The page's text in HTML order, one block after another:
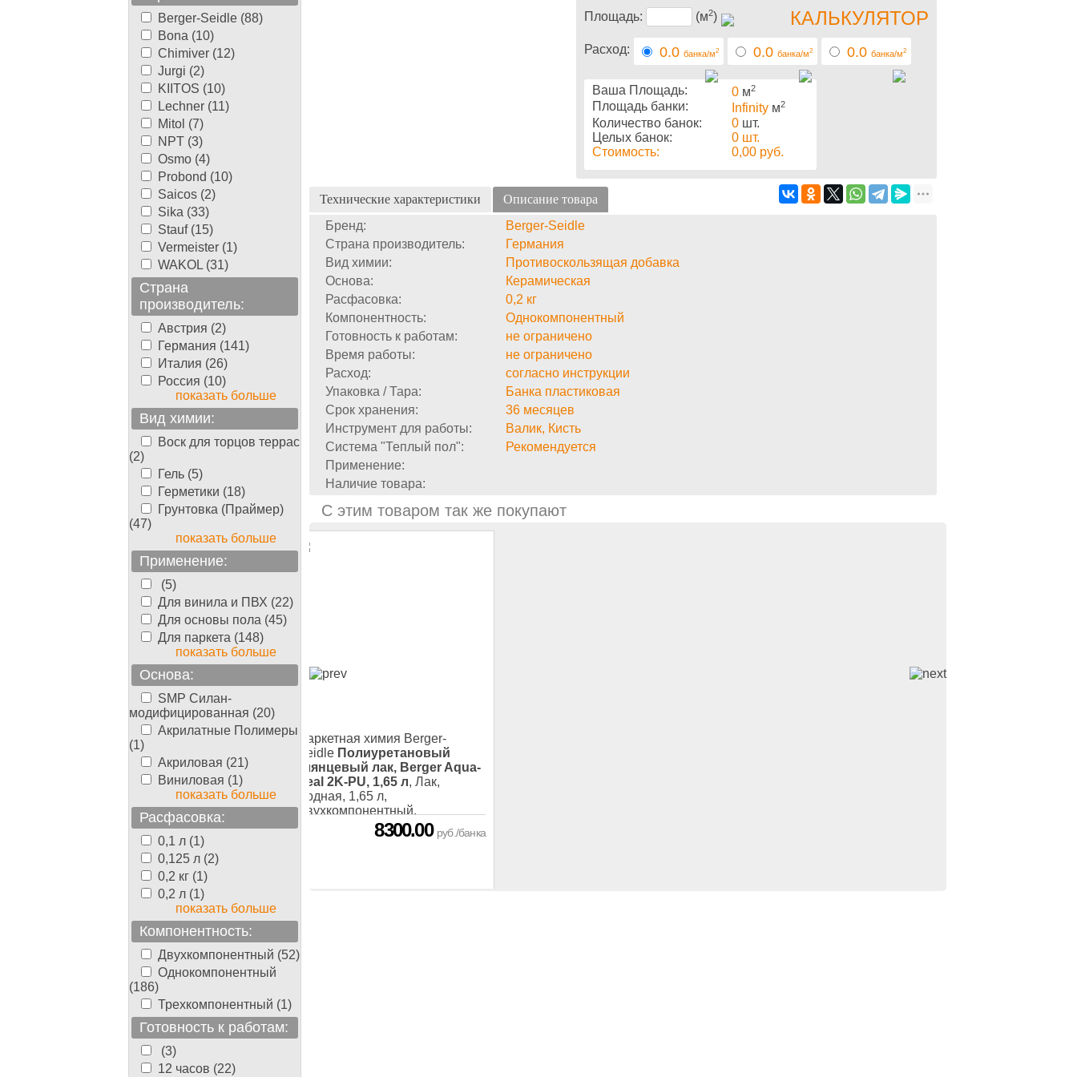
Berger-Seidle (88)
Bona (10)
Chimiver (12)
Jurgi (2)
KIITOS (10)
Lechner (11)
Mitol (7)
NPT (3)
Osmo (4)
Probond (10)
Saicos (2)
Sika (33)
Stauf (15)
Vermeister (1)
WAKOL (31)
Страна
производитель:
Австрия (2)
Германия (141)
Италия (26)
Россия (10)
показать больше
Вид химии:
Воск для торцов террас
(2)
Гель (5)
Герметики (18)
Грунтовка (Праймер)
(47)
показать больше
Применение:
(5)
Для винила и ПВХ (22)
Для основы пола (45)
Для паркета (148)
показать больше
Основа:
SMP Силан-
модифицированная (20)
Акрилатные Полимеры
(1)
Акриловая (21)
Виниловая (1)
показать больше
Расфасовка:
0,1 л (1)
0,125 л (2)
0,2 кг (1)
0,2 л (1)
показать больше
Компонентность:
Двухкомпонентный (52)
Однокомпонентный
(186)
Трехкомпонентный (1)
Готовность к работам:
(3)
12 часов (22)
Площадь: (м2) КАЛЬКУЛЯТОР
Расход: 0.0 банка/м2 0.0 банка/м2 0.0 банка/м2
Ваша Площадь: 0 м2
Площадь банки: Infinity м2
Количество банок: 0 шт.
Целых банок:
0 шт.
Стоимость:
0,00 руб.
Технические характеристики
Описание товара
Бренд:
Berger-Seidle
Страна производитель:
Германия
Вид химии:
Противоскользящая добавка
Основа:
Керамическая
Расфасовка:
0,2 кг
Компонентность:
Однокомпонентный
Готовность к работам:
не ограничено
Время работы:
не ограничено
Расход:
согласно инструкции
Упаковка / Тара:
Банка пластиковая
Срок хранения:
36 месяцев
Инструмент для работы:
Валик, Кисть
Система "Теплый пол":
Рекомендуется
Применение:
Наличие товара:
С этим товаром так же покупают
Паркетная химия Berger-
SeidleПолиуретановый
глянцевый лак, Berger Aqua-
Seal 2K-PU, 5.5 л, Лак, Водная,
5,5 л, Двухкомпонентный,
26350.00руб./банка
Паркетная химия Berger-
Seidle Полиуретановый
глянцевый лак, Berger Aqua-
Seal 2K-PU, 1,65 л, Лак,
Водная, 1,65 л,
Двухкомпонентный,
8300.00 руб./банка